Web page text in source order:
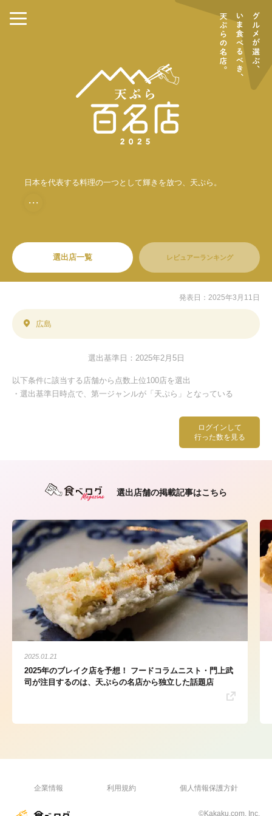
日本を代表する料理の一つとして輝きを放つ、天ぷら。
・・・
選出店一覧 レビュアーランキング
ログインして
行った数を見る
発表日：2025年3月11日
広島
選出基準日：2025年2月5日
以下条件に該当する店舗から点数上位100店を選出
・選出基準日時点で、第一ジャンルが「天ぷら」となっている
選出店舗の掲載記事はこちら
2025.01.21
2025年のブレイク店を予想！ フードコラムニスト・門上武
司が注目するのは、天ぷらの名店から独立した話題店
企業情報 利用規約 個人情報保護方針
©Kakaku.com, Inc.